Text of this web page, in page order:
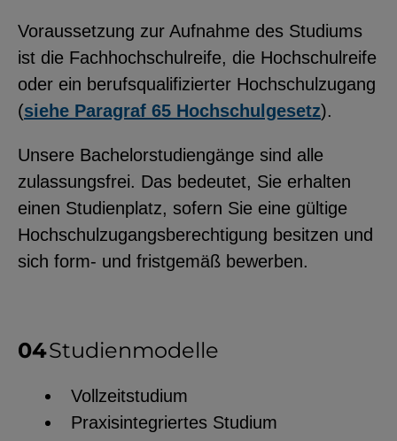
Voraussetzung zur Aufnahme des Studiums
ist die Fachhochschulreife, die Hochschulreife
oder ein berufsqualifizierter Hochschulzugang
(siehe Paragraf 65 Hochschulgesetz).
Unsere Bachelorstudiengänge sind alle
zulassungsfrei. Das bedeutet, Sie erhalten
einen Studienplatz, sofern Sie eine gültige
Hochschulzugangsberechtigung besitzen und
sich form- und fristgemäß bewerben.
Studienmodelle
Vollzeitstudium
Praxisintegriertes Studium